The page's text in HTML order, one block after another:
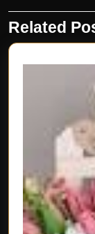
Previous
post:
Related